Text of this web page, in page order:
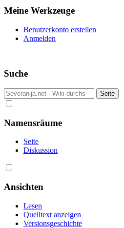
Meine Werkzeuge
Benutzerkonto erstellen
Anmelden
Suche
Namensräume
Seite
Diskussion
Ansichten
Lesen
Quelltext anzeigen
Versionsgeschichte